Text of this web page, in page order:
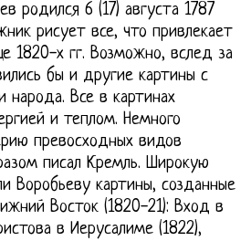
родился 6 (17) августа 1787
рисует все, что привлекает
1820-х гг. Возможно, вслед за
бы и другие картины с
Все в картинах
и теплом. Немного
превосходных видов
писал Кремль. Широкую
Воробьеву картины, созданные
Восток (1820-21): Вход в
в Иерусалиме (1822),